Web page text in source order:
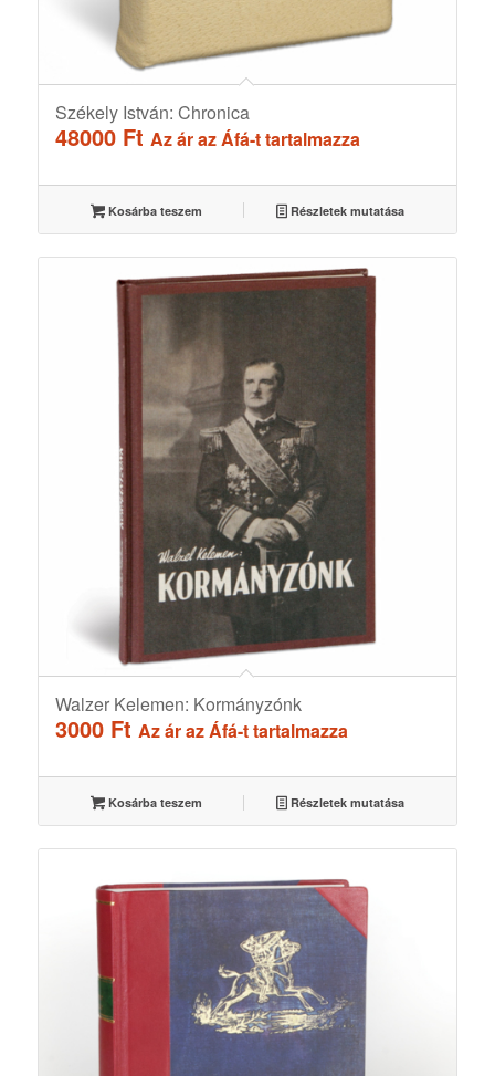
Székely István: Chronica
48000 Ft Az ár az Áfá-t tartalmazza
Kosárba teszem Részletek mutatása
Walzer Kelemen: Kormányzónk
3000 Ft Az ár az Áfá-t tartalmazza
Kosárba teszem Részletek mutatása